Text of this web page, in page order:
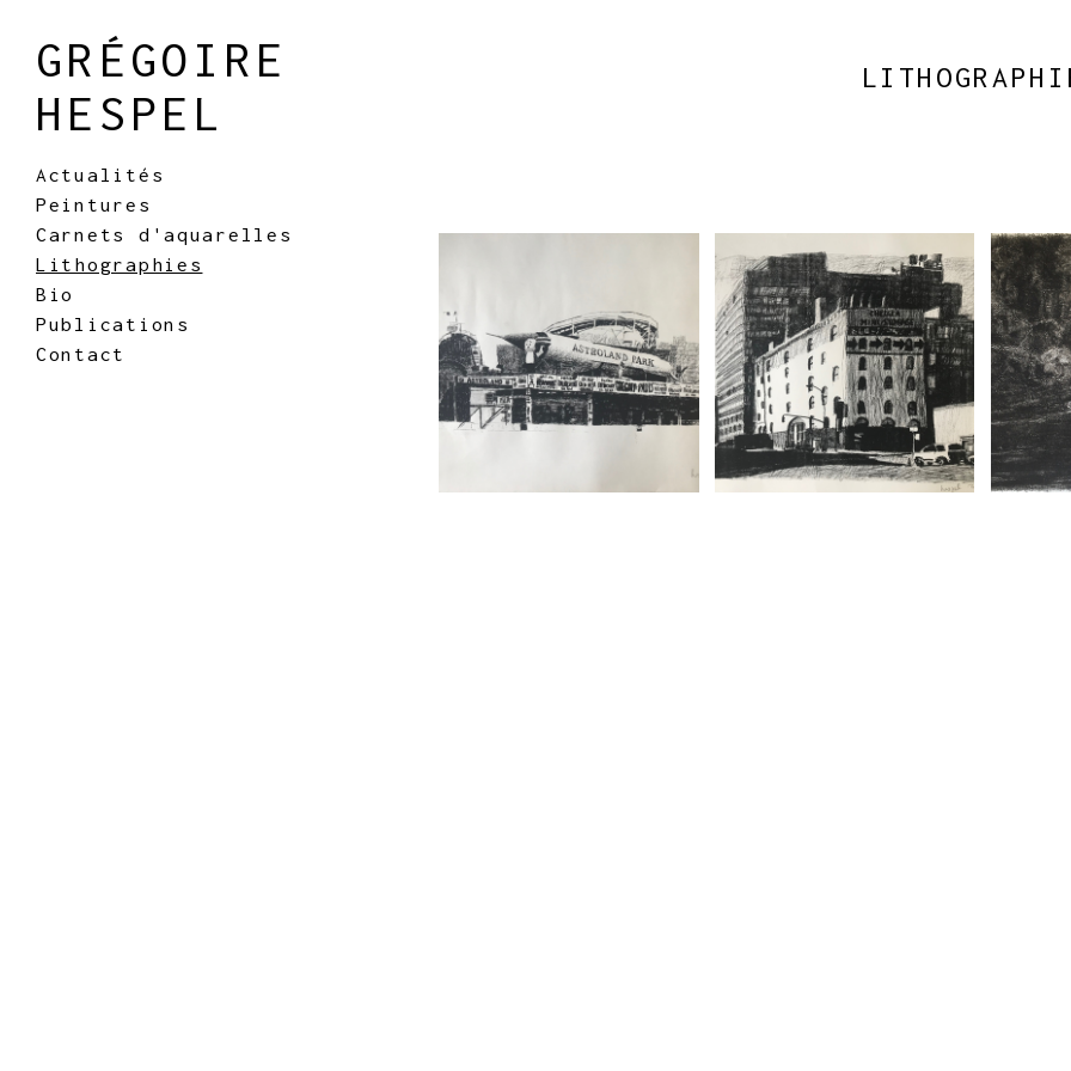
GRÉGOIRE
HESPEL
Actualités
Peintures
Carnets d'aquarelles
Lithographies
Bio
Publications
Contact